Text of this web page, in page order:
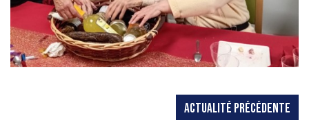
ACTUALITÉ PRÉCÉDENTE